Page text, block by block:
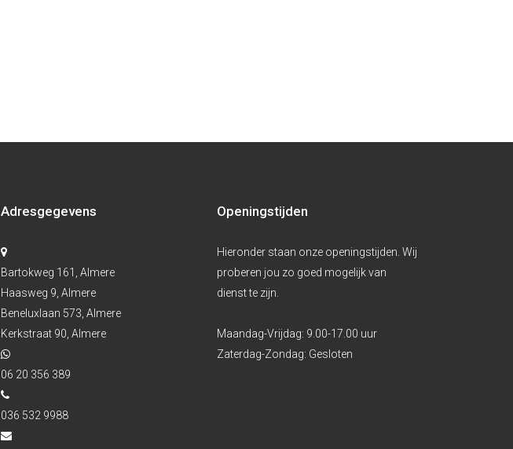
Adresgegevens
Bartokweg 161, Almere
Haasweg 9, Almere
Beneluxlaan 573, Almere
Kerkstraat 90, Almere
06 20 356 389
036 532 9988
Openingstijden
Hieronder staan onze openingstijden. Wij
proberen jou zo goed mogelijk van
dienst te zijn.
Maandag-Vrijdag: 9.00-17.00 uur
Zaterdag-Zondag: Gesloten